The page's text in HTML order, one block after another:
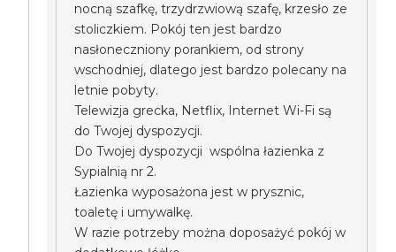
nocną szafkę, trzydrzwiową szafę, krzesło ze
stoliczkiem. Pokój ten jest bardzo
nasłoneczniony porankiem, od strony
wschodniej, dlatego jest bardzo polecany na
letnie pobyty.
Telewizja grecka, Netflix, Internet Wi-Fi są
do Twojej dyspozycji.
Do Twojej dyspozycji wspólna łazienka z
Sypialnią nr 2.
Łazienka wyposażona jest w prysznic,
toaletę i umywalkę.
W razie potrzeby można doposażyć pokój w